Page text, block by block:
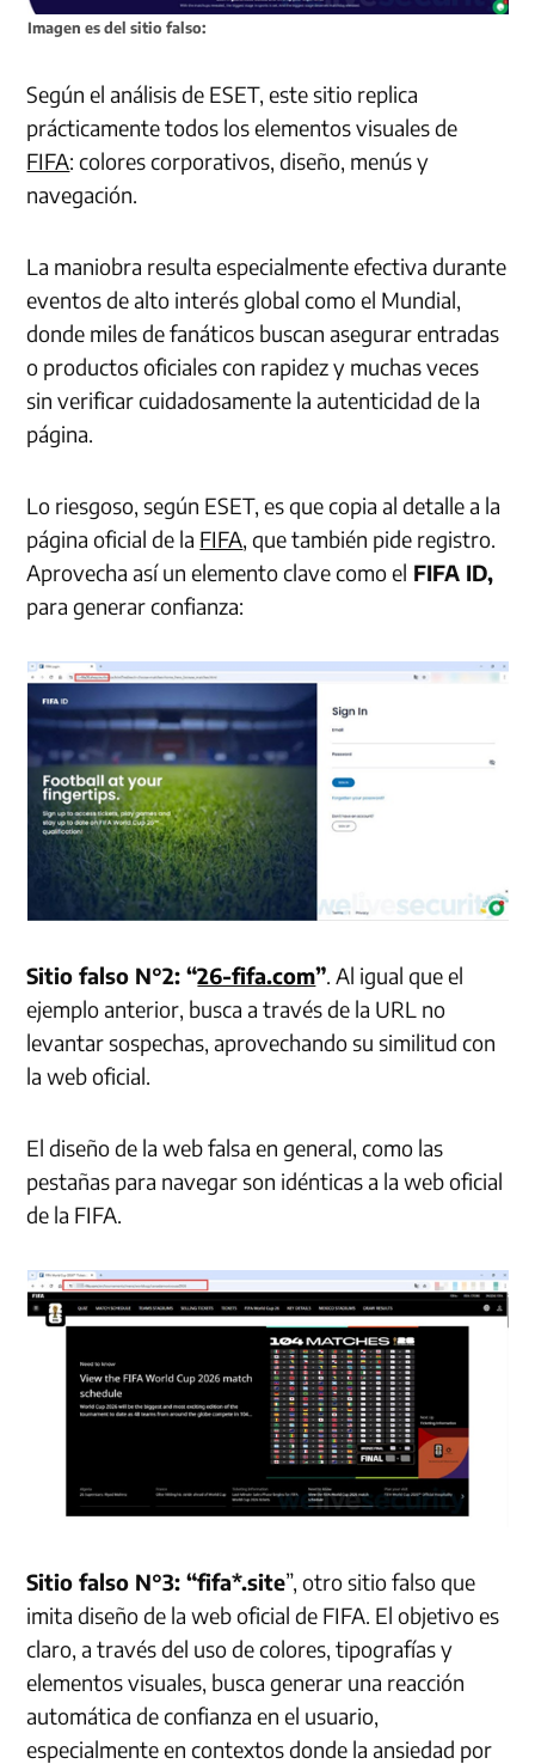
Imagen es del sitio falso:
Según el análisis de ESET, este sitio replica
prácticamente todos los elementos visuales de
FIFA: colores corporativos, diseño, menús y
navegación.
La maniobra resulta especialmente efectiva durante
eventos de alto interés global como el Mundial,
donde miles de fanáticos buscan asegurar entradas
o productos oficiales con rapidez y muchas veces
sin verificar cuidadosamente la autenticidad de la
página.
Lo riesgoso, según ESET, es que copia al detalle a la
página oficial de la FIFA, que también pide registro.
Aprovecha así un elemento clave como el FIFA ID,
para generar confianza:
Sitio falso N°2: “26-fifa.com”. Al igual que el
ejemplo anterior, busca a través de la URL no
levantar sospechas, aprovechando su similitud con
la web oficial.
El diseño de la web falsa en general, como las
pestañas para navegar son idénticas a la web oficial
de la FIFA.
Sitio falso N°3: “fifa*.site”, otro sitio falso que
imita diseño de la web oficial de FIFA. El objetivo es
claro, a través del uso de colores, tipografías y
elementos visuales, busca generar una reacción
automática de confianza en el usuario,
especialmente en contextos donde la ansiedad por